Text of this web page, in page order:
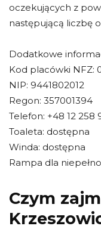
oczekujących z
następującą liczbę
Dodatkowe
Kod placówki NFZ:
NIP: 9441802012
Regon: 357001394
Telefon: +48 12 258
Toaleta: dostępna
Winda: dostępna
Rampa dla
Czym